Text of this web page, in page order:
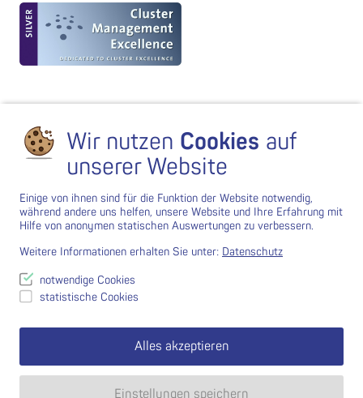
Wir nutzen Cookies auf
unserer Website
Einige von ihnen sind für die Funktion der Website notwendig,
während andere uns helfen, unsere Website und Ihre Erfahrung mit
Hilfe von anonymen statischen Auswertungen zu verbessern.
Weitere Informationen erhalten Sie unter: Datenschutz
notwendige Cookies
statistische Cookies
Alles akzeptieren
Einstellungen speichern